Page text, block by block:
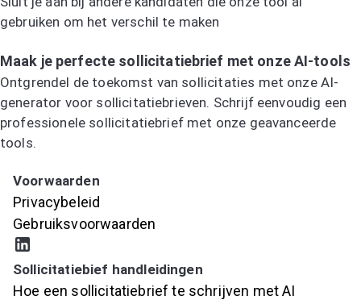
gebruiken om het verschil te maken
Maak je perfecte sollicitatiebrief met onze AI-tools
Ontgrendel de toekomst van sollicitaties met onze AI-
generator voor sollicitatiebrieven. Schrijf eenvoudig een
professionele sollicitatiebrief met onze geavanceerde
tools.
Voorwaarden
Privacybeleid
Gebruiksvoorwaarden
Sollicitatiebief handleidingen
Hoe een sollicitatiebrief te schrijven met AI